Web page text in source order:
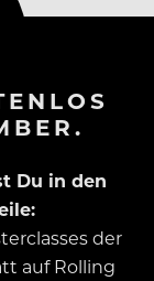
Du in den
der
auf Rolling